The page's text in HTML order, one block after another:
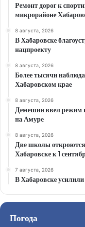
Ремонт дорог к
микрорайоне
8 августа, 2026
В Хабаровске
нацпроекту
8 августа, 2026
Более тысячи
Хабаровском крае
8 августа, 2026
Демешин ввел режим
на Амуре
8 августа, 2026
Две школы откроются
Хабаровске к 1
7 августа, 2026
В Хабаровске
Погода